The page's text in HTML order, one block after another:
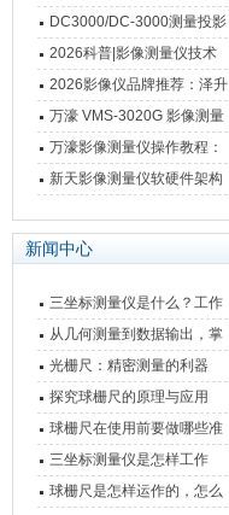
影像测量仪技术参数
南 靠谱品牌一站式选型推荐
DC3000/DC-3000测量投影
仪万濠数据处理器数显表故
障维修方法
2026科普|影像测量仪技术
原理、分类及选型应用
2026影像仪品牌推荐：泽升
影像测量仪选型指南
万濠 VMS-3020G 影像测量
仪技术规格与应用解析
万濠影像测量仪操作教程：
从开机到出报告，新手也能
新天影像测量仪软硬件架构
新闻中心
三坐标测量仪是什么？工作
原理、分类与核心功能一次
讲清
从几何测量到数据输出，掌
握万濠影像测量仪的六大核
心能力
光栅尺：精密测量的利器
探究球栅尺的原理与应用
球栅尺在使用前要做哪些准
备工作？
三坐标测量仪是怎样工作
的，功能有什么优势？
球栅尺是怎样运作的，怎么